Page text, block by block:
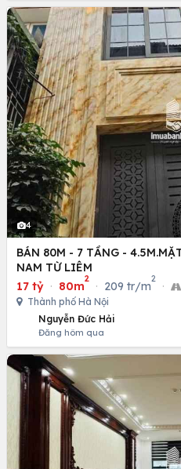
4
BÁN 80M - 7 TẦNG -
NAM TỪ LIÊM
17 tỷ · 80m
2
· 209 tr/m
2
·
Thành phố Hà Nội
Nguyễn Đức Hải
Đăng hôm qua